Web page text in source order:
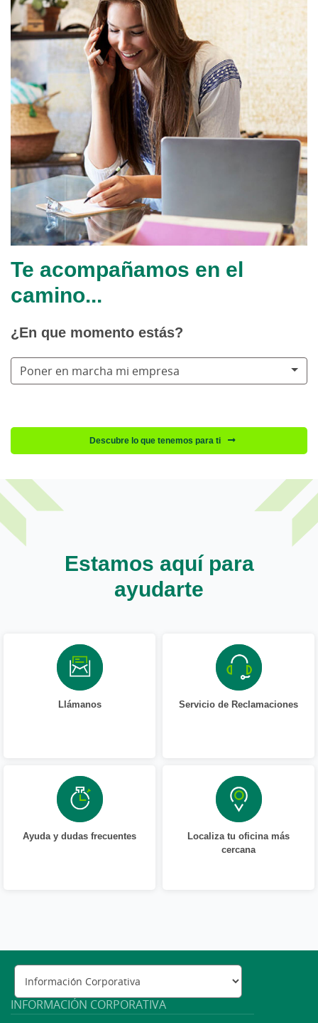
Te acompañamos en el
camino...
¿En que momento estás?
Poner en marcha mi empresa
Descubre lo que tenemos para ti
Estamos aquí para
ayudarte
Llámanos Servicio de Reclamaciones
Ayuda y dudas frecuentes
Localiza tu oficina más
cercana
INFORMACIÓN CORPORATIVA